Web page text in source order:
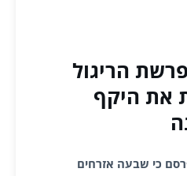
הריגול
את היקף
כי שבעה אזרחים